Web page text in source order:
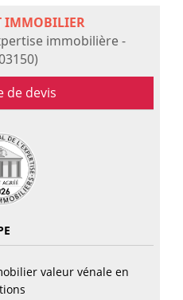
IMMOBILIER
immobilière -
de devis
valeur vénale en